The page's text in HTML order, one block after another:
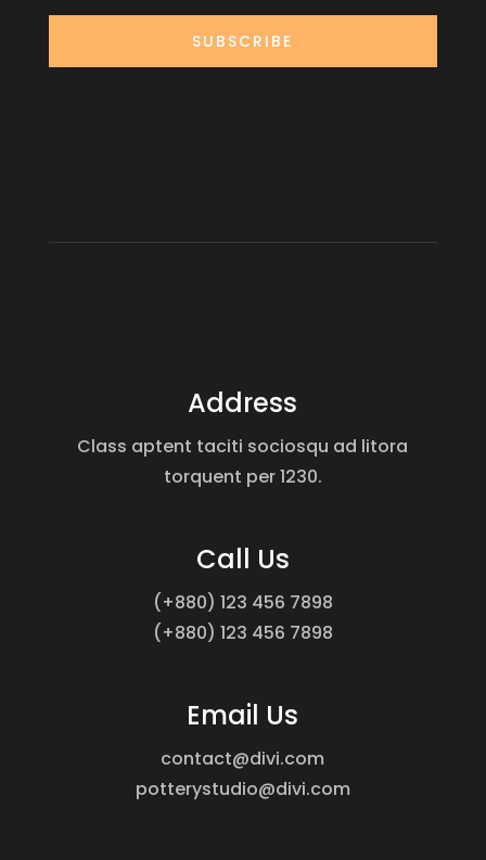
SUBSCRIBE
Address
Class aptent taciti sociosqu ad litora
torquent per 1230.
Call Us
(+880) 123 456 7898
(+880) 123 456 7898
Email Us
contact@divi.com
potterystudio@divi.com